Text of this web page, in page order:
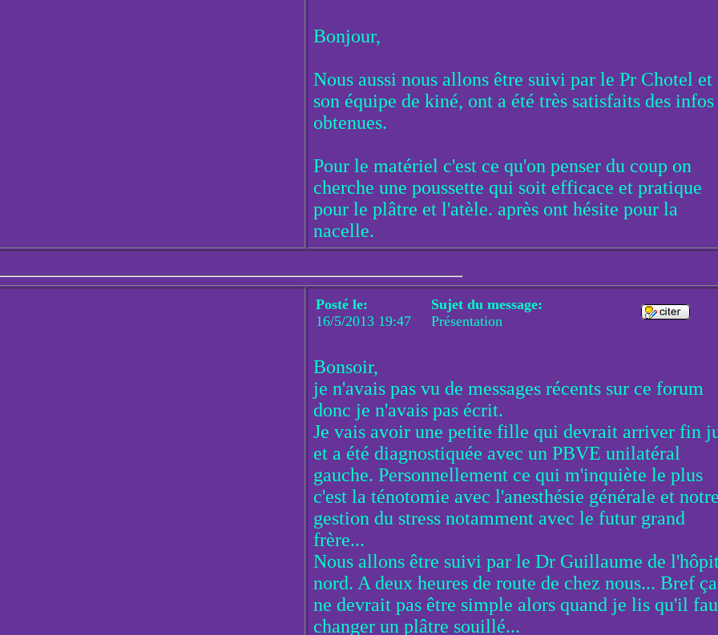
Bonjour,
Nous aussi nous allons être suivi par le Pr Chotel et
son équipe de kiné, ont a été très satisfaits des infos
obtenues.
Pour le matériel c'est ce qu'on penser du coup on
cherche une poussette qui soit efficace et pratique
pour le plâtre et l'atèle. après ont hésite pour la
nacelle.
Posté le:
16/5/2013 19:47
Sujet du message:
Présentation
Bonsoir,
je n'avais pas vu de messages récents sur ce forum
donc je n'avais pas écrit.
Je vais avoir une petite fille qui devrait arriver fin
et a été diagnostiquée avec un PBVE unilatéral
gauche. Personnellement ce qui m'inquiète le plus
c'est la ténotomie avec l'anesthésie générale et
gestion du stress notamment avec le futur grand
frère...
Nous allons être suivi par le Dr Guillaume de
nord. A deux heures de route de chez nous... Bref ça
ne devrait pas être simple alors quand je lis qu'il
changer un plâtre souillé...